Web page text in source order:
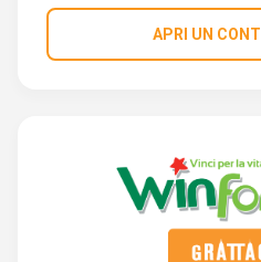
APRI UN